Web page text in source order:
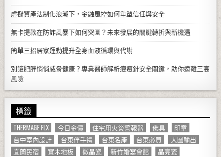
虛擬資產法制化浪潮下，金融風控如何重塑信任與安全
無卡提款在防詐風暴下如何突圍？未來發展的關鍵轉折與新機遇
簡單三招居家運動提升全身血液循環與代謝
別讓肥胖悄悄威脅健康？專業醫師解析瘦瘦針安全關鍵，助你遠離三高
風險
標籤
THERMAGE FLX 今日金價 住宅用火災警報器 佛具
印章
台中室內設計
台東伴手禮 台東名產 台東必買
大圖輸出
宜蘭民宿
實木地板 微晶瓷 新竹婚宴會館
晶亮瓷